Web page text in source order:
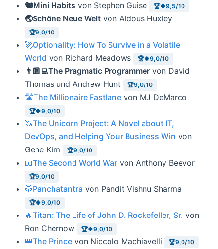
🐿Mini Habits von Stephen Guise 🏆🍀9,5/10
🌏Schöne Neue Welt von Aldous Huxley
🏆9,0/10
🚀Optionality: How To Survive in a Volatile
World von Richard Meadows 🏆🍀9,0/10
👨🏼‍💻The Pragmatic Programmer von David
Thomas und Andrew Hunt
🏆9,0/10
🛣The Millionaire Fastlane von MJ DeMarco
🏆🍀9,0/10
🦄The Unicorn Project: A Novel about IT,
DevOps, and Helping Your Business Win von
Gene Kim
🏆9,0/10
📖The Second World War von Anthony Beevor
🏆9,0/10
🐯Panchatantra von Pandit Vishnu Sharma
🏆🍀9,0/10
🔥Titan: The Life of John D. Rockefeller, Sr. von
Ron Chernow
🏆🍀9,0/10
👑The Prince von Niccolo Machiavelli 🏆9,0/10